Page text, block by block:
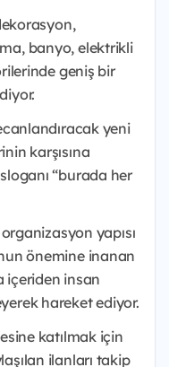
banyo, elektrikli
geniş bir
yeni
karşısına
“burada her
yapısı
önemine inanan
içeriden insan
hareket ediyor.
katılmak için
ilanları takip